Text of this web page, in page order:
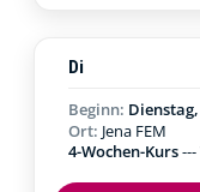
Di
Beginn:
Ort: Jena FEM
4-Wochen-Kurs